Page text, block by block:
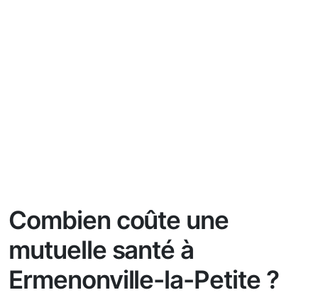
Combien coûte une
mutuelle santé à
Ermenonville-la-Petite ?